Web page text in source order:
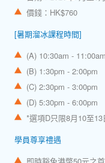
價錢：HK$760
[暑期溜冰課程時間]
(A) 10:30am - 11:00am
(B) 1:30pm - 2:00pm
(C) 2:30pm - 3:00pm
(D) 5:30pm - 6:00pm
*選項D只限8月10至
學員尊享禮遇